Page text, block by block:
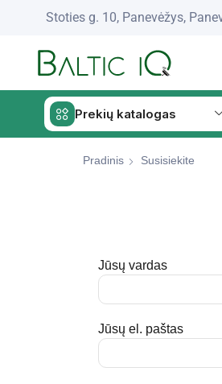
Stoties g. 10, Panevėžys,
Prekių katalogas
Pradinis Susisiekite
Jūsų vardas
Jūsų el. paštas